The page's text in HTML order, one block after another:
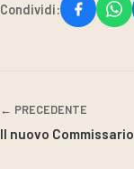
Condividi:
← PRECEDENTE
Il nuovo